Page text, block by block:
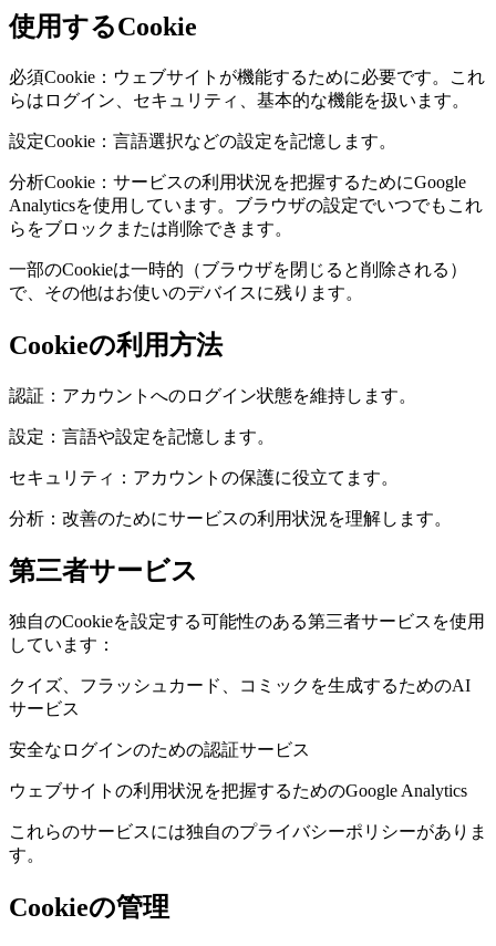
使用するCookie
必須Cookie：ウェブサイトが機能するために必要です。これ
らはログイン、セキュリティ、基本的な機能を扱います。
設定Cookie：言語選択などの設定を記憶します。
分析Cookie：サービスの利用状況を把握するためにGoogle
Analyticsを使用しています。ブラウザの設定でいつでもこれ
らをブロックまたは削除できます。
一部のCookieは一時的（ブラウザを閉じると削除される）
で、その他はお使いのデバイスに残ります。
Cookieの利用方法
認証：アカウントへのログイン状態を維持します。
設定：言語や設定を記憶します。
セキュリティ：アカウントの保護に役立てます。
分析：改善のためにサービスの利用状況を理解します。
第三者サービス
独自のCookieを設定する可能性のある第三者サービスを使用
しています：
クイズ、フラッシュカード、コミックを生成するためのAI
サービス
安全なログインのための認証サービス
ウェブサイトの利用状況を把握するためのGoogle Analytics
これらのサービスには独自のプライバシーポリシーがありま
す。
Cookieの管理